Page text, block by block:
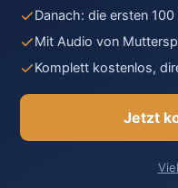
Kontakt
Danach: die ersten
Mit Audio von
Komplett kostenlos,
Jetzt